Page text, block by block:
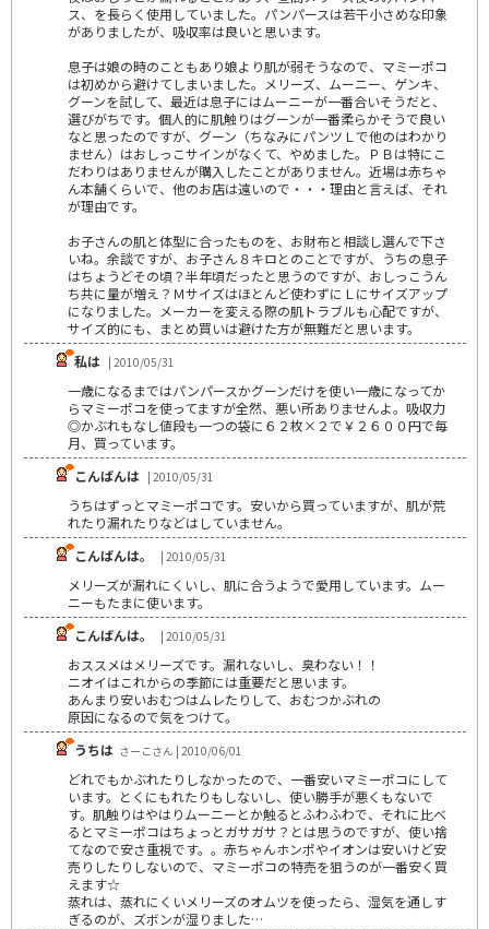
ス、を長らく使用していました。パンパースは若干小さめな印象
がありましたが、吸収率は良いと思います。
息子は娘の時のこともあり娘より肌が弱そうなので、マミーポコ
は初めから避けてしまいました。メリーズ、ムーニー、ゲンキ、
グーンを試して、最近は息子にはムーニーが一番合いそうだと、
選びがちです。個人的に肌触りはグーンが一番柔らかそうで良い
なと思ったのですが、グーン（ちなみにパンツＬで他のはわかり
ません）はおしっこサインがなくて、やめました。ＰＢは特にこ
だわりはありませんが購入したことがありません。近場は赤ちゃ
ん本舗くらいで、他のお店は遠いので・・・理由と言えば、それ
が理由です。
お子さんの肌と体型に合ったものを、お財布と相談し選んで下さ
いね。余談ですが、お子さん８キロとのことですが、うちの息子
はちょうどその頃？半年頃だったと思うのですが、おしっこうん
ち共に量が増え？Ｍサイズはほとんど使わずにＬにサイズアップ
になりました。メーカーを変える際の肌トラブルも心配ですが、
サイズ的にも、まとめ買いは避けた方が無難だと思います。
私は | 2010/05/31
一歳になるまではパンパースかグーンだけを使い一歳になってか
らマミーポコを使ってますが全然、悪い所ありませんよ。吸収力
◎かぶれもなし値段も一つの袋に６２枚×２で￥２６００円で毎
月、買っています。
こんばんは | 2010/05/31
うちはずっとマミーポコです。安いから買っていますが、肌が荒
れたり漏れたりなどはしていません。
こんばんは。
| 2010/05/31
メリーズが漏れにくいし、肌に合うようで愛用しています。ムー
ニーもたまに使います。
こんばんは。
| 2010/05/31
おススメはメリーズです。漏れないし、臭わない！！
ニオイはこれからの季節には重要だと思います。
あんまり安いおむつはムレたりして、おむつかぶれの
原因になるので気をつけて。
うちは さーこさん | 2010/06/01
どれでもかぶれたりしなかったので、一番安いマミーポコにして
います。とくにもれたりもしないし、使い勝手が悪くもないで
す。肌触りはやはりムーニーとか触るとふわふわで、それに比べ
るとマミーポコはちょっとガサガサ？とは思うのですが、使い捨
てなので安さ重視です。。赤ちゃんホンポやイオンは安いけど安
売りしたりしないので、マミーポコの特売を狙うのが一番安く買
えます☆
蒸れは、蒸れにくいメリーズのオムツを使ったら、湿気を通しす
ぎるのが、ズボンが湿りました…